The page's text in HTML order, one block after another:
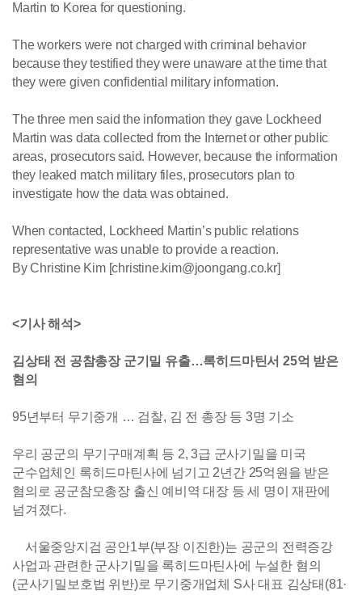
Martin to Korea for questioning.
The workers were not charged with criminal behavior
because they testified they were unaware at the time that
they were given confidential military information.
The three men said the information they gave Lockheed
Martin was data collected from the Internet or other public
areas, prosecutors said. However, because the information
they leaked match military files, prosecutors plan to
investigate how the data was obtained.
When contacted, Lockheed Martin’s public relations
representative was unable to provide a reaction.
By Christine Kim [christine.kim@joongang.co.kr]
<기사 해석>
김상태 전 공참총장 군기밀 유출…록히드마틴서 25억 받은
혐의
95년부터 무기중개 … 검찰, 김 전 총장 등 3명 기소
우리 공군의 무기구매계획 등 2, 3급 군사기밀을 미국
군수업체인 록히드마틴사에 넘기고 2년간 25억원을 받은
혐의로 공군참모총장 출신 예비역 대장 등 세 명이 재판에
넘겨졌다.
서울중앙지검 공안1부(부장 이진한)는 공군의 전력증강
사업과 관련한 군사기밀을 록히드마틴사에 누설한 혐의
(군사기밀보호법 위반)로 무기중개업체 S사 대표 김상태(81·